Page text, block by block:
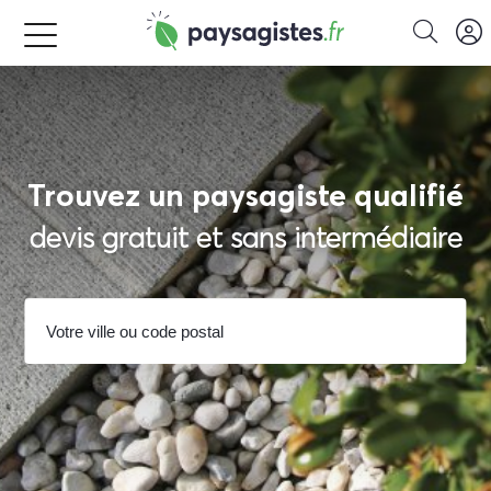
Trouvez un paysagiste qualifié
devis gratuit et sans intermédiaire